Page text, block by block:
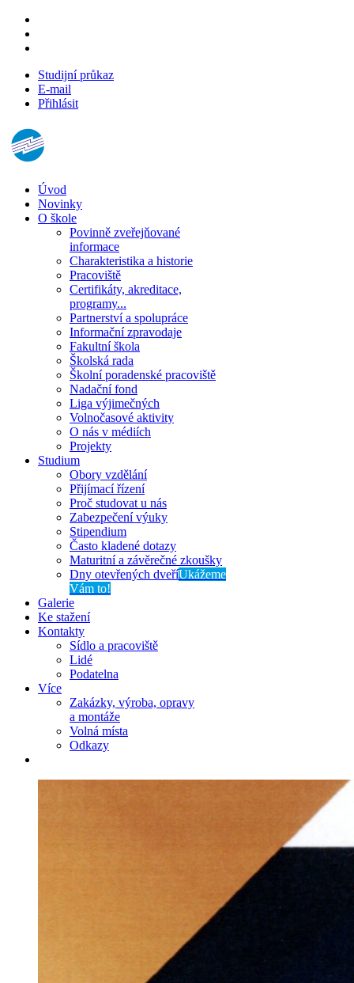
Studijní průkaz
E-mail
Přihlásit
Úvod
Novinky
O škole
Povinně zveřejňované
informace
Charakteristika a historie
Pracoviště
Certifikáty, akreditace,
programy...
Partnerství a spolupráce
Informační zpravodaje
Fakultní škola
Školská rada
Školní poradenské pracoviště
Nadační fond
Liga výjimečných
Volnočasové aktivity
O nás v médiích
Projekty
Studium
Obory vzdělání
Přijímací řízení
Proč studovat u nás
Zabezpečení výuky
Stipendium
Často kladené dotazy
Maturitní a závěrečné zkoušky
Dny otevřených dveříUkážeme
Vám to!
Galerie
Ke stažení
Kontakty
Sídlo a pracoviště
Lidé
Podatelna
Více
Zakázky, výroba, opravy
a montáže
Volná místa
Odkazy